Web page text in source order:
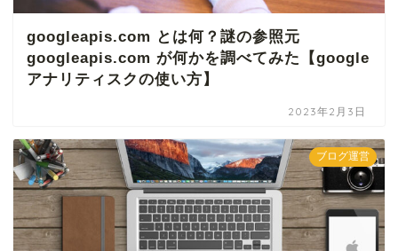
googleapis.com とは何？謎の参照元
googleapis.com が何かを調べてみた【google
アナリティスクの使い方】
2023年2月3日
ブログ運営